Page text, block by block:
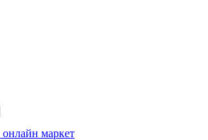
онлайн маркет